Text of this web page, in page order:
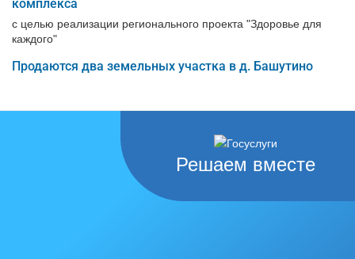
комплекса
с целью реализации регионального проекта "Здоровье для
каждого"
Продаются два земельных участка в д. Башутино
Решаем вместе